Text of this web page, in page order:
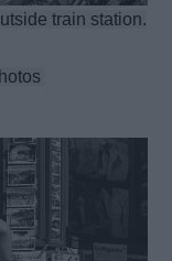
train station.